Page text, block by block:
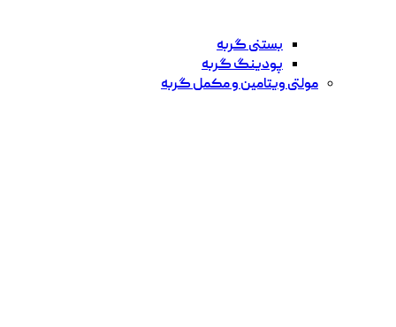
بستنی گربه
پودینگ گربه
مولتی ویتامین و مکمل گربه